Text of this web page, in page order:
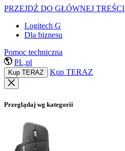
PRZEJDŹ DO GŁÓWNEJ TREŚCI
Logitech G
Dla biznesu
Pomoc techniczna
PL,pl
Kup TERAZ Kup TERAZ
Przeglądaj wg kategorii